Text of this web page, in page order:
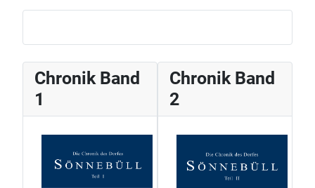
Chronik Band
1
Chronik Band
2